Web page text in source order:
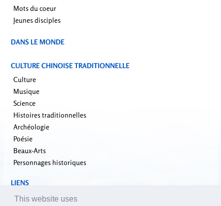
Mots du coeur
Jeunes disciples
DANS LE MONDE
CULTURE CHINOISE TRADITIONNELLE
Culture
Musique
Science
Histoires traditionnelles
Archéologie
Poésie
Beaux-Arts
Personnages historiques
LIENS
falundafa.org
This website uses